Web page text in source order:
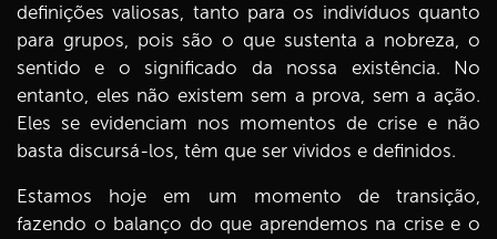
definições valiosas, tanto para os indivíduos quanto
para grupos, pois são o que sustenta a nobreza, o
sentido e o significado da nossa existência. No
entanto, eles não existem sem a prova, sem a ação.
Eles se evidenciam nos momentos de crise e não
basta discursá-los, têm que ser vividos e definidos.
Estamos hoje em um momento de transição,
fazendo o balanço do que aprendemos na crise e o